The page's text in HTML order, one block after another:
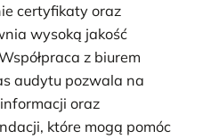
certyfikaty oraz
wysoką jakość
z biurem
audytu pozwala na
oraz
które mogą pomóc